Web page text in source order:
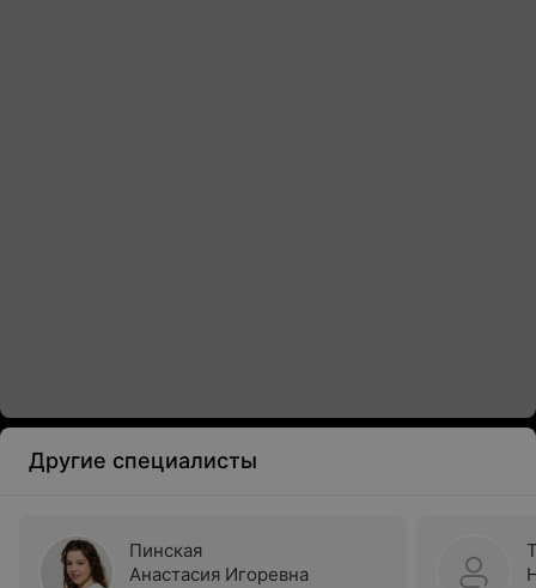
Другие специалисты
Пинская
Анастасия Игоревна